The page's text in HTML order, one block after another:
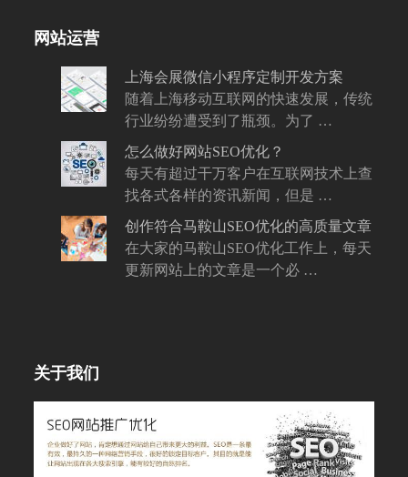
网站运营
上海会展微信小程序定制开发方案
随着上海移动互联网的快速发展，传统
行业纷纷遭受到了瓶颈。为了 …
怎么做好网站SEO优化？
每天有超过干万客户在互联网技术上查
找各式各样的资讯新闻，但是 …
创作符合马鞍山SEO优化的高质量文章
在大家的马鞍山SEO优化工作上，每天
更新网站上的文章是一个必 …
关于我们